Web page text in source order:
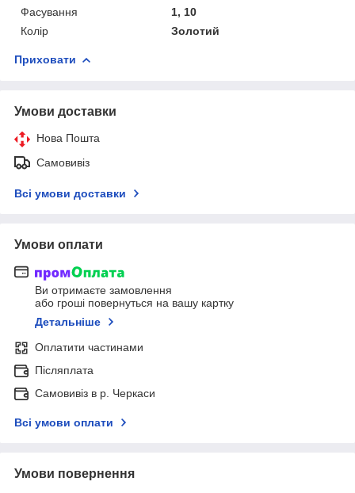
Фасування
1, 10
Колір
Золотий
Приховати
Умови доставки
Нова Пошта
Самовивіз
Всі умови доставки
Умови оплати
Ви отримаєте замовлення
або гроші повернуться на вашу картку
Детальніше
Оплатити частинами
Післяплата
Самовивіз в р. Черкаси
Всі умови оплати
Умови повернення